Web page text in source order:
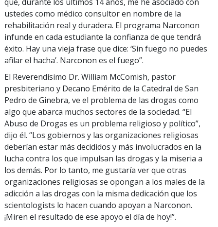
ustedes como médico consultor en nombre de la
rehabilitación real y duradera. El programa Narconon
infunde en cada estudiante la confianza de que tendrá
éxito. Hay una vieja frase que dice: ‘Sin fuego no puedes
afilar el hacha’. Narconon es el fuego”.
El Reverendísimo Dr. William McComish, pastor
presbiteriano y Decano Emérito de la Catedral de San
Pedro de Ginebra, ve el problema de las drogas como
algo que abarca muchos sectores de la sociedad. “El
Abuso de Drogas es un problema religioso y político”,
dijo él. “Los gobiernos y las organizaciones religiosas
deberían estar más decididos y más involucrados en la
lucha contra los que impulsan las drogas y la miseria a
los demás. Por lo tanto, me gustaría ver que otras
organizaciones religiosas se opongan a los males de la
adicción a las drogas con la misma dedicación que los
scientologists lo hacen cuando apoyan a Narconon.
¡Miren el resultado de ese apoyo el día de hoy!”.